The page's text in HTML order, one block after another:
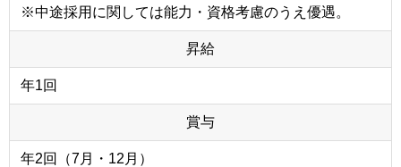
※中途採用に関しては能力・資格考慮のうえ優遇。
昇給
年1回
賞与
年2回（7月・12月）